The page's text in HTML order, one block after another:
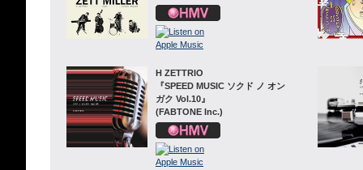
H ZETTRIO
『SPEED MUSIC ソクド ノ オン
ガク Vol.10』
(FABTONE Inc.)